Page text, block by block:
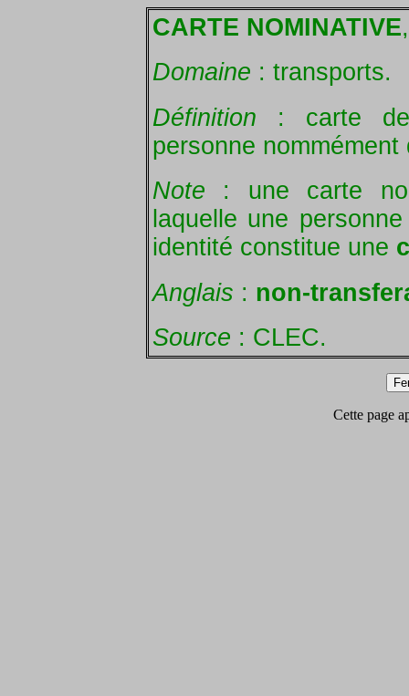
CARTE NOMINATIVE
Domaine : transports.
Définition : carte de
personne nommément
Note : une carte
laquelle une
identité constitue une
Anglais : non-
Source : CLEC.
Cette page